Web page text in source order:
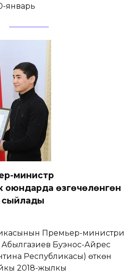
январь
министр
өзгөчөлөнгөн
сыйлады
Премьер-министри
Буэнос-Айрес
Республикасы) өткөн
2018-жылкы